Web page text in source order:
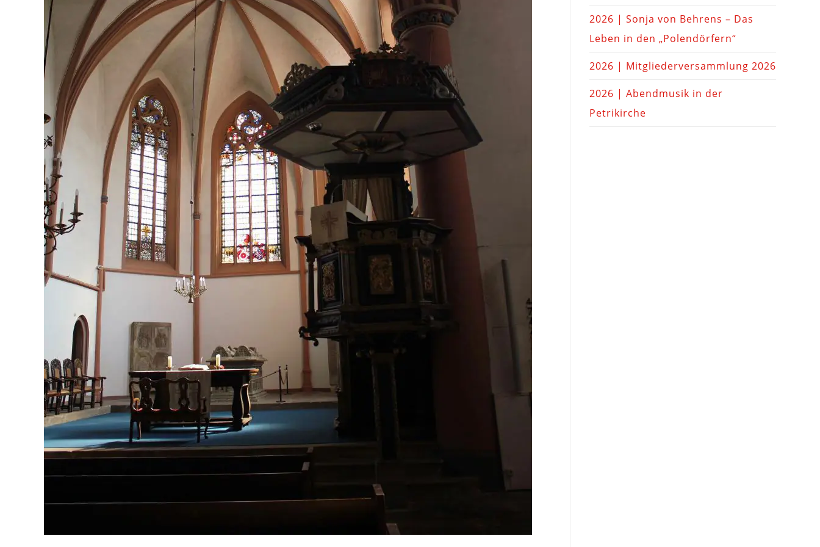
2026 | Sonja von Behrens – Das
Leben in den „Polendörfern“
2026 | Mitgliederversammlung 2026
2026 | Abendmusik in der
Petrikirche